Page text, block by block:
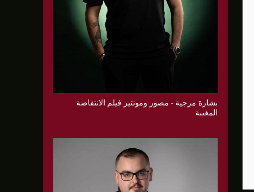
بشارة مرجية - مصور ومونتير فيلم الانتفاضة
المغيبة